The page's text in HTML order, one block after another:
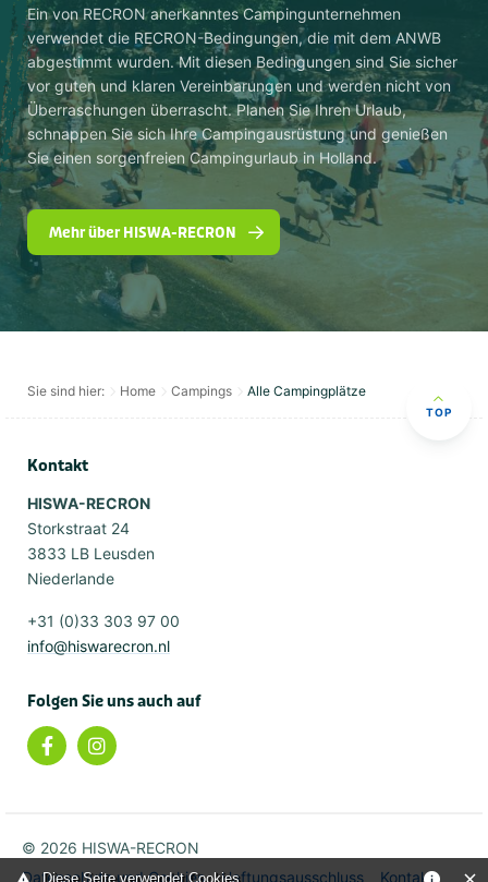
Diese Seite verwendet Cookies
Ein von RECRON anerkanntes Campingunternehmen
verwendet die RECRON-Bedingungen, die mit dem ANWB
abgestimmt wurden. Mit diesen Bedingungen sind Sie sicher
vor guten und klaren Vereinbarungen und werden nicht von
Überraschungen überrascht. Planen Sie Ihren Urlaub,
schnappen Sie sich Ihre Campingausrüstung und genießen
Sie einen sorgenfreien Campingurlaub in Holland.
Mehr über HISWA-RECRON
Sie sind hier: Home Campings Alle Campingplätze
TOP
Kontakt
HISWA-RECRON
Storkstraat 24
3833 LB Leusden
Niederlande
+31 (0)33 303 97 00
info@hiswarecron.nl
Folgen Sie uns auch auf
© 2026 HISWA-RECRON
Datenschutz und Cookies
Haftungsausschluss Kontakt